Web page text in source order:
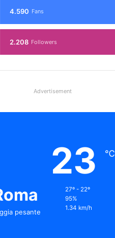
4.590 Fans
2.208 Followers
Advertisement
pesante
23 ℃
27º - 22º
95%
1.34 km/h